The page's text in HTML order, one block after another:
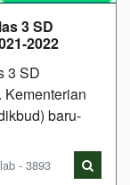
3 SD
2022
3 SD
Kementerian
baru-
- 3893